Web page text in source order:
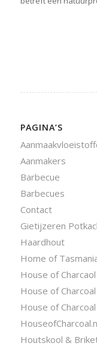
PAGINA’S
Aanmakers
Barbecue
Barbecues
Contact
Gietijzeren
Haardhout
Home of
House of
House of
House of
Houtskool &